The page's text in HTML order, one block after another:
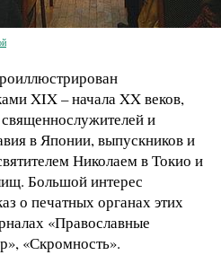
XIX – начала XX веков,
и
в Японии, выпускников и
Николаем в Токио и
Большой интерес
о печатных органах этих
«Православные
«Скромность».